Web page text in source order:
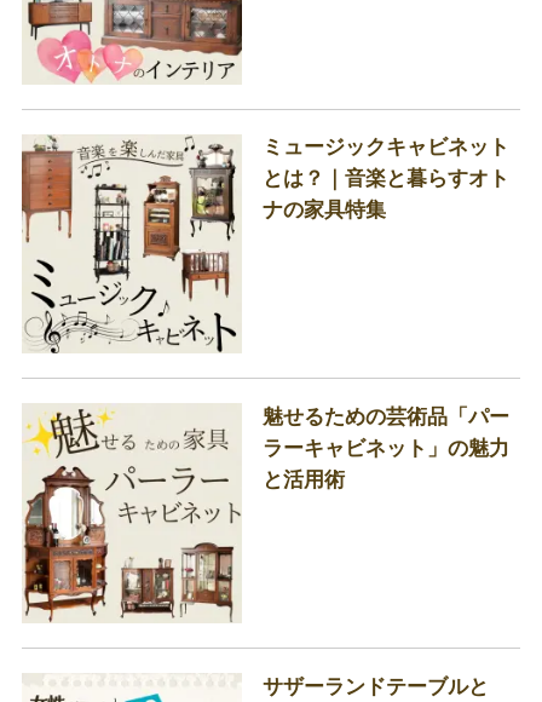
ミュージックキャビネット
とは？｜音楽と暮らすオト
ナの家具特集
魅せるための芸術品「パー
ラーキャビネット」の魅力
と活用術
サザーランドテーブルと